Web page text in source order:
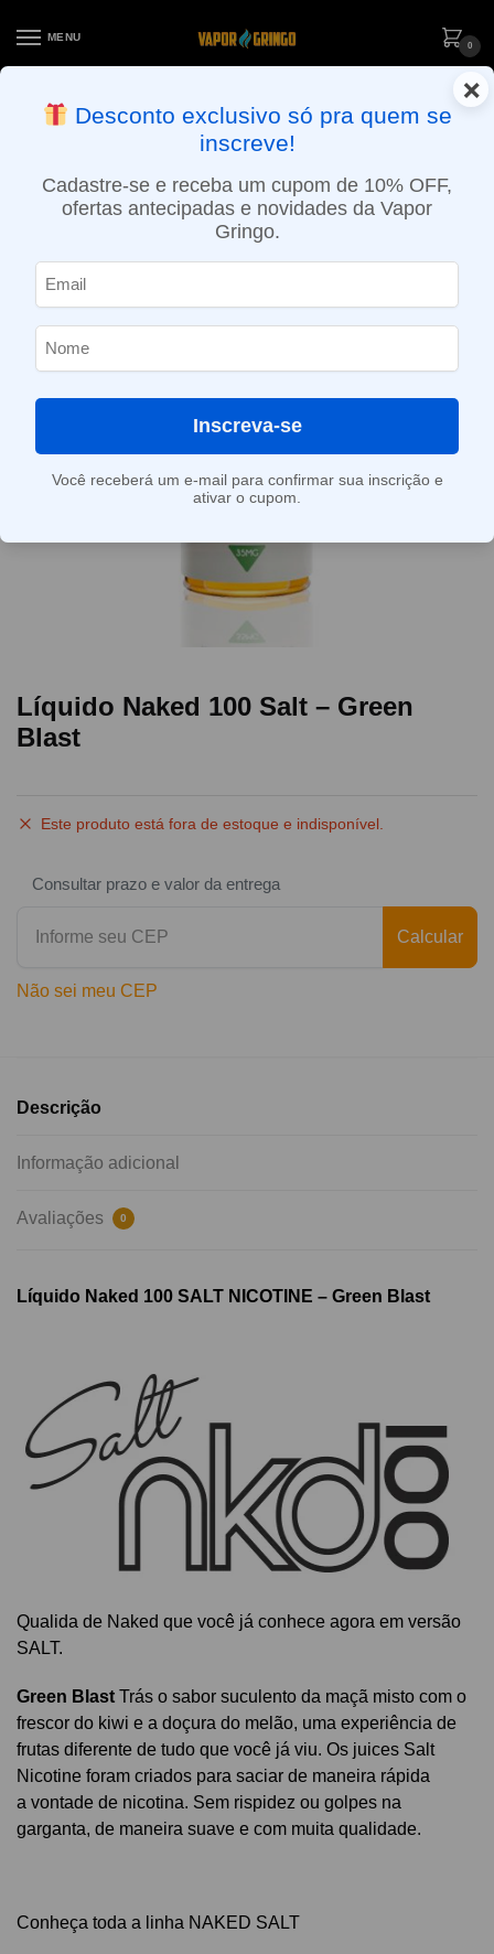
MENU
0
ENTREGA NO MESMO DIA EM SÃO PAULO (SEG A SEX): PEDIDOS
APROVADOS ATÉ 15:30 VIA MOTOBOY
Líquido Naked 100 Salt – Green
Blast
Este produto está fora de estoque e indisponível.
Consultar prazo e valor da entrega
Calcular
Não sei meu CEP
Descrição
Informação adicional
Avaliações 0
Líquido Naked 100 SALT NICOTINE – Green Blast
Qualida de Naked que você já conhece agora em versão
SALT.
Green Blast Trás o sabor suculento da maçã misto com o
frescor do kiwi e a doçura do melão, uma experiência de
frutas diferente de tudo que você já viu. Os juices Salt
Nicotine foram criados para saciar de maneira rápida
a vontade de nicotina. Sem rispidez ou golpes na
garganta, de maneira suave e com muita qualidade.
Conheça toda a linha NAKED SALT
×
Desconto exclusivo só pra quem se
inscreve!
Cadastre-se e receba um cupom de 10% OFF,
ofertas antecipadas e novidades da Vapor
Gringo.
Inscreva-se
Você receberá um e-mail para confirmar sua inscrição e
ativar o cupom.